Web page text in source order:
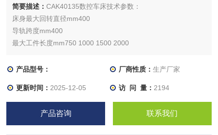
简要描述：CAK40135数控车床技术参数：
床身最大回转直径mm400
导轨跨度mm400
最大工件长度mm750 1000 1500 2000
滑板上回转直径mm190
产品型号： 厂商性质： 生产厂家
更新时间： 2025-12-05 访 问 量： 2194
产品咨询 联系我们